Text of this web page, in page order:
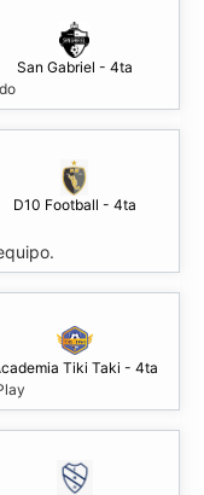
San Gabriel - 4ta
D10 Football - 4ta
Tiki Taki - 4ta